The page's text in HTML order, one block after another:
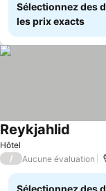
Sélectionnez des
les prix exacts
Hôtel
Reykjahlid
/ Aucune évaluation
Sélectionnez des